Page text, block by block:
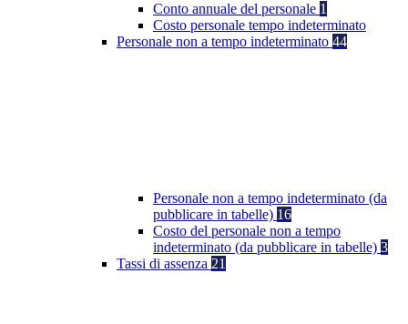
Conto annuale del personale 1
Costo personale tempo indeterminato
Personale non a tempo indeterminato 44
Personale non a tempo indeterminato (da
pubblicare in tabelle) 16
Costo del personale non a tempo
indeterminato (da pubblicare in tabelle) 3
Tassi di assenza 21